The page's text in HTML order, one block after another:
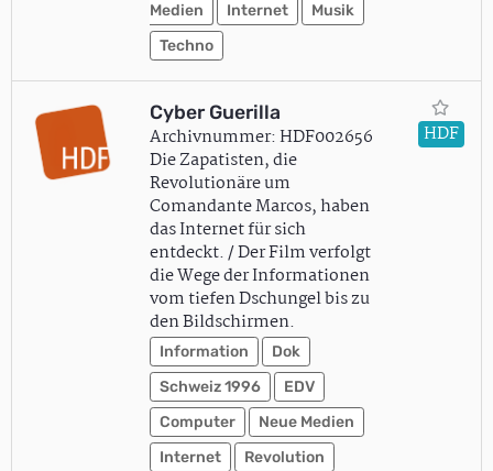
Medien
Internet
Musik
Techno
Cyber Guerilla
Archivnummer: HDF002656
Die Zapatisten, die
Revolutionäre um
Comandante Marcos, haben
das Internet für sich
entdeckt. / Der Film verfolgt
die Wege der Informationen
vom tiefen Dschungel bis zu
den Bildschirmen.
Information
Dok
Schweiz 1996
EDV
Computer
Neue Medien
Internet
Revolution
HDF